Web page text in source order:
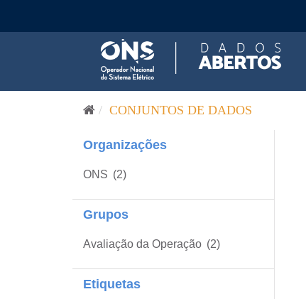
CONJUNTOS DE DADOS
Organizações
ONS (2)
Grupos
Avaliação da Operação (2)
Etiquetas